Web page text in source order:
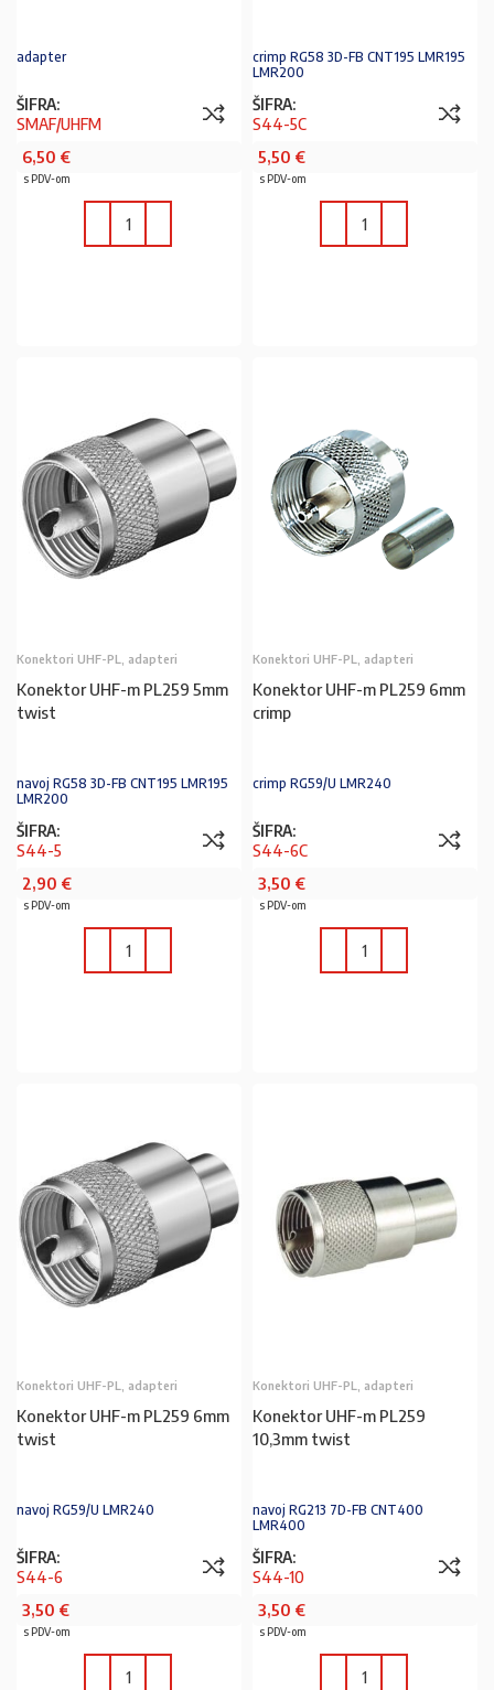
adapter
ŠIFRA:
SMAF/UHFM
6,50 €
s PDV-om
crimp RG58 3D-FB CNT195 LMR195
LMR200
ŠIFRA:
S44-5C
5,50 €
s PDV-om
Konektori UHF-PL, adapteri
Konektor UHF-m PL259 5mm
twist
navoj RG58 3D-FB CNT195 LMR195
LMR200
ŠIFRA:
S44-5
2,90 €
s PDV-om
Konektori UHF-PL, adapteri
Konektor UHF-m PL259 6mm
crimp
crimp RG59/U LMR240
ŠIFRA:
S44-6C
3,50 €
s PDV-om
Konektori UHF-PL, adapteri
Konektor UHF-m PL259 6mm
twist
navoj RG59/U LMR240
ŠIFRA:
S44-6
3,50 €
s PDV-om
Konektori UHF-PL, adapteri
Konektor UHF-m PL259
10,3mm twist
navoj RG213 7D-FB CNT400
LMR400
ŠIFRA:
S44-10
3,50 €
s PDV-om